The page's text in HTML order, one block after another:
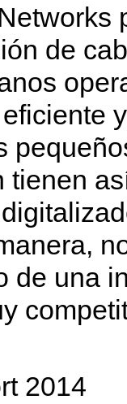
de
tienen
de una
2014